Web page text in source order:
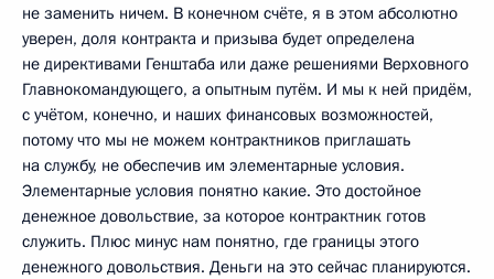
не заменить ничем. В конечном счёте, я в этом абсолютно
уверен, доля контракта и призыва будет определена
не директивами Генштаба или даже решениями Верховного
Главнокомандующего, а опытным путём. И мы к ней придём,
с учётом, конечно, и наших финансовых возможностей,
потому что мы не можем контрактников приглашать
на службу, не обеспечив им элементарные условия.
Элементарные условия понятно какие. Это достойное
денежное довольствие, за которое контрактник готов
служить. Плюс минус нам понятно, где границы этого
денежного довольствия. Деньги на это сейчас планируются.